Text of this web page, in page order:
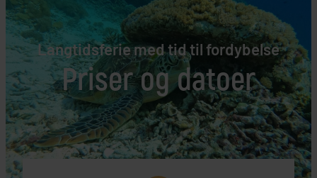
Langtidsferie med tid til fordybelse
Priser og datoer